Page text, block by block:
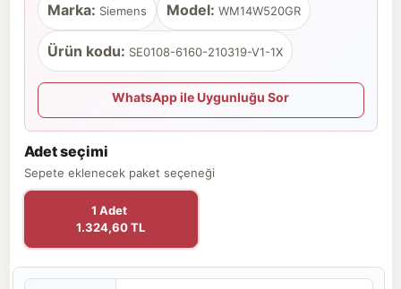
Marka: Siemens Model: WM14W520GR
Ürün kodu: SE0108-6160-210319-V1-1X
WhatsApp ile Uygunluğu Sor
Adet seçimi
Sepete eklenecek paket seçeneği
1 Adet
1.324,60 TL